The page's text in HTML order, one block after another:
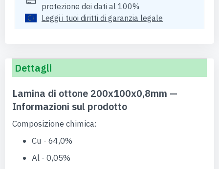
protezione dei dati al 100%
Leggi i tuoi diritti di garanzia legale
Dettagli
Lamina di ottone 200x100x0,8mm —
Informazioni sul prodotto
Composizione chimica:
Cu - 64,0%
Al - 0,05%